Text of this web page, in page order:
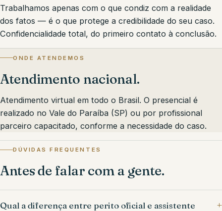
Trabalhamos apenas com o que condiz com a realidade
dos fatos — é o que protege a credibilidade do seu caso.
Confidencialidade total, do primeiro contato à conclusão.
ONDE ATENDEMOS
Atendimento nacional.
Atendimento virtual em todo o Brasil. O presencial é
realizado no Vale do Paraíba (SP) ou por profissional
parceiro capacitado, conforme a necessidade do caso.
DÚVIDAS FREQUENTES
Antes de falar com a gente.
Qual a diferença entre perito oficial e assistente